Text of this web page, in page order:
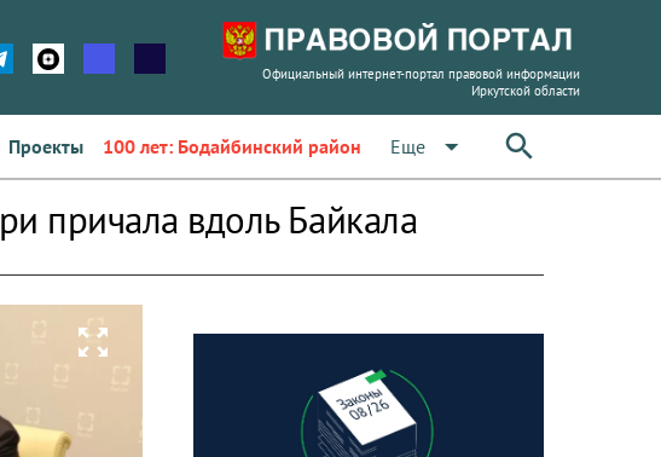
Официальный интернет-портал правовой информации
Иркутской области
Проекты 100 лет: Бодайбинский район Еще arrow_drop_down
причала вдоль Байкала
zoom_out_map